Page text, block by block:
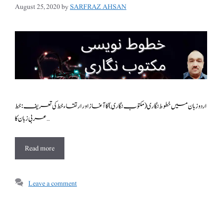
August 25, 2020bySARFRAZ AHSAN
اردو زبان میں خطوط نگاری (مکتوب نگاری) کا آغاز اور ارتقاء خط کی تعریف: خط
عر بی زبان کا …
Read more
Leave a comment